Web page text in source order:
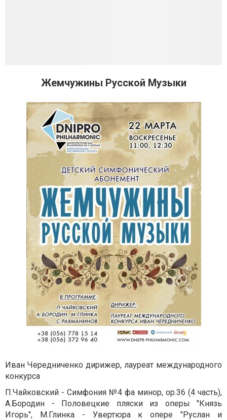
Жемчужины Русской Музыки
Иван Чередниченко дирижер, лауреат международного
конкурса
П.Чайковский - Симфония №4 фа минор, ор.36 (4 часть),
А.Бородин - Половецкие пляски из оперы "Князь
Игорь", М.Глинка - Увертюра к опере "Руслан и